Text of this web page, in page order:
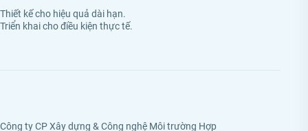
Thiết kế cho hiệu quả dài hạn.
Triển khai cho điều kiện thực tế.
Công ty CP Xây dựng & Công nghệ Môi trường Hợp